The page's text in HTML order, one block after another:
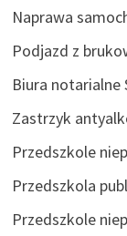
Naprawa
Podjazd z
Biura notarialne
Zastrzyk
Przedszkole
Przedszkola
Przedszkole